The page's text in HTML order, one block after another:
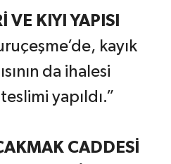
VE KIYI YAPISI
kayık
da ihalesi
yapıldı.”
CADDESİ